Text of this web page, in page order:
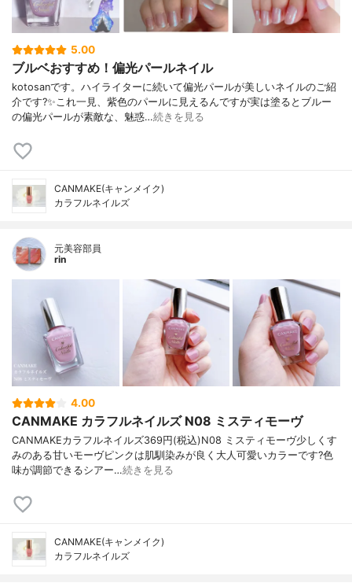
5.00
ブルベおすすめ！偏光パールネイル
kotosanです。ハイライターに続いて偏光パールが美しいネイルのご紹
介です?✨これ一見、紫色のパールに見えるんですが実は塗るとブルー
の偏光パールが素敵な、魅惑…続きを見る
CANMAKE(キャンメイク)
カラフルネイルズ
元美容部員
rin
4.00
CANMAKE カラフルネイルズ N08 ミスティモーヴ
CANMAKEカラフルネイルズ369円(税込)N08 ミスティモーヴ少しくす
みのある甘いモーヴピンクは肌馴染みが良く大人可愛いカラーです?色
味が調節できるシアー…続きを見る
CANMAKE(キャンメイク)
カラフルネイルズ